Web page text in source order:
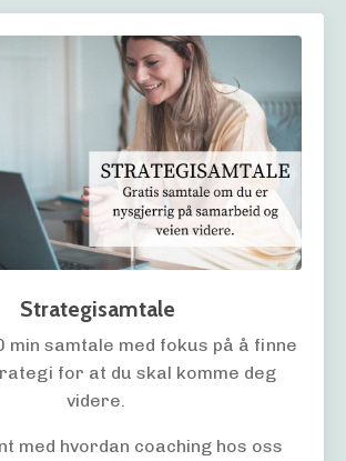
Strategisamtale
min samtale med fokus på å finne
for at du skal komme deg
videre.
med hvordan coaching hos oss